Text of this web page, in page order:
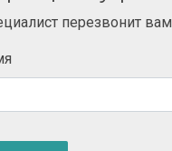
перезвонит